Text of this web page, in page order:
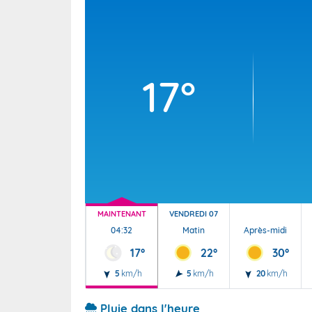
17°
MAINTENANT
04:32
17°
5 km/h
VENDREDI 07
Matin
22°
5 km/h
Après-midi
30°
20 km/h
Pluie dans l'heure